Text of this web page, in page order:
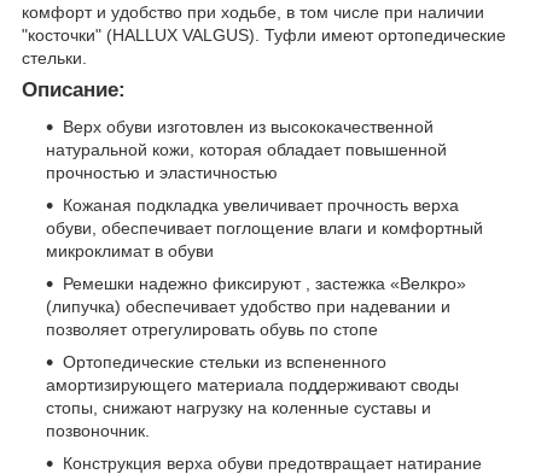
комфорт и удобство при ходьбе, в том числе при наличии
"косточки" (HALLUX VALGUS). Туфли имеют ортопедические
стельки.
Описание:
Верх обуви изготовлен из высококачественной
натуральной кожи, которая обладает повышенной
прочностью и эластичностью
Кожаная подкладка увеличивает прочность верха
обуви, обеспечивает поглощение влаги и комфортный
микроклимат в обуви
Ремешки надежно фиксируют , застежка «Велкро»
(липучка) обеспечивает удобство при надевании и
позволяет отрегулировать обувь по стопе
Ортопедические стельки из вспененного
амортизирующего материала поддерживают своды
стопы, снижают нагрузку на коленные суставы и
позвоночник.
Конструкция верха обуви предотвращает натирание